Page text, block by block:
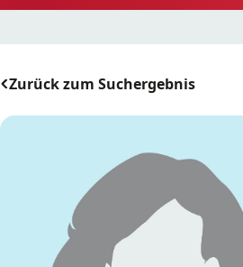
Zurück zum Suchergebnis